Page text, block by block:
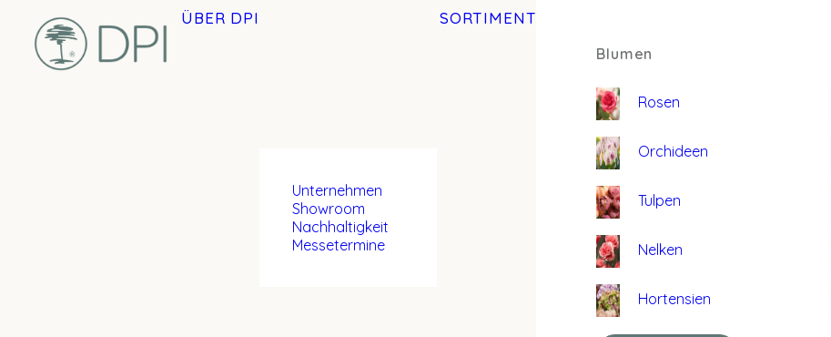
ÜBER DPI
Unternehmen
Showroom
Nachhaltigkeit
Messetermine
SORTIMENT
Blumen
Rosen
Orchideen
Tulpen
Nelken
Hortensien